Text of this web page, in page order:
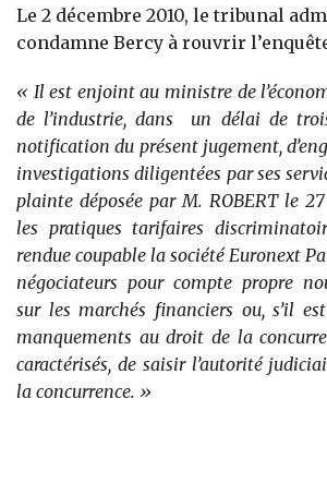
Le 2 décembre 2010, le tribunal
condamne Bercy à rouvrir
« Il est enjoint au ministre de
de l’industrie, dans un délai de
notification du présent jugement,
investigations diligentées par ses
plainte déposée par M. ROBERT le
les pratiques tarifaires
rendue coupable la société Euronext
négociateurs pour compte propre
sur les marchés financiers ou, s’il
manquements au droit de la
caractérisés, de saisir l’autorité
la concurrence. »